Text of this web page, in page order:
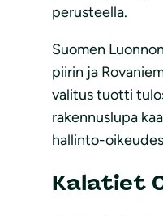
perusteella.
Suomen
piirin ja
valitus tuotti
rakennuslupa
hallinto-
Kalatiet